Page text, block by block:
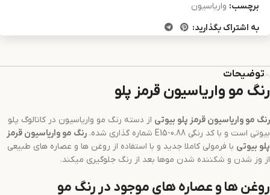
برچسب: واریاسیون
به اشتراک بگذارید:
توضیحات
رنگ مو واریاسیون قرمز پلو
رنگ مو واریاسیون قرمز پلو بیوتی از دسته رنگ مو واریاسیون در کاتالوگ پلو
بیوتی است و با کد رنگی E15-0.88 شماره گذاری شده.
رنگ مو واریاسیون قرمز
پلو بیوتی با فرمولی کاملا جدید و با استفاده از روغن ها و عصاره های طبیعی
از وز شدن و شکننده شدن موها بعد از رنگ جلوگیری میکند.
روغن ها و عصاره های موجود در رنگ مو